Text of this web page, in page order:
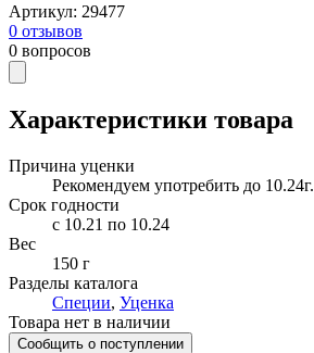
Артикул: 29477
0 отзывов
0 вопросов
Характеристики товара
Причина уценки
Рекомендуем употребить до 10.24г.
Срок годности
c 10.21 по 10.24
Вес
150 г
Разделы каталога
Специи, Уценка
Товара нет в наличии
Сообщить о поступлении